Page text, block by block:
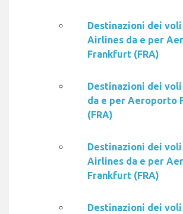
Destinazioni dei
Airlines da e per
Frankfurt (FRA)
Destinazioni dei
da e per Aeroporto
(FRA)
Destinazioni dei voli
Airlines da e per
Frankfurt (FRA)
Destinazioni dei